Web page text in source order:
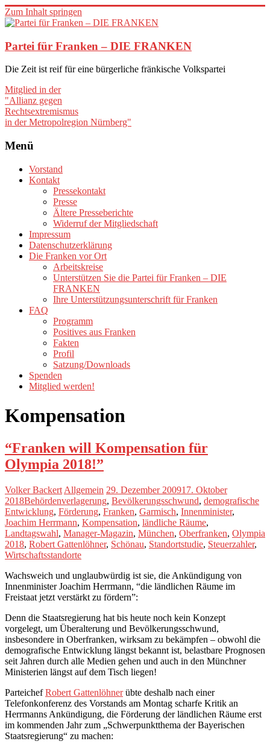
Zum Inhalt springen
Partei für Franken – DIE FRANKEN
Die Zeit ist reif für eine bürgerliche fränkische Volkspartei
Mitglied in der
"Allianz gegen
Rechtsextremismus
in der Metropolregion Nürnberg"
Menü
Vorstand
Kontakt
Pressekontakt
Presse
Ältere Presseberichte
Widerruf der Mitgliedschaft
Impressum
Datenschutzerklärung
Die Franken vor Ort
Arbeitskreise
Unterstützen Sie die Partei für Franken – DIE
FRANKEN
Ihre Unterstützungsunterschrift für Franken
FAQ
Programm
Positives aus Franken
Fakten
Profil
Satzung/Downloads
Spenden
Mitglied werden!
Kompensation
“Franken will Kompensation für
Olympia 2018!”
Volker Backert Allgemein 29. Dezember 200917. Oktober
2018Behördenverlagerung, Bevölkerungsschwund, demografische
Entwicklung, Förderung, Franken, Garmisch, Innenminister,
Joachim Herrmann, Kompensation, ländliche Räume,
Landtagswahl, Manager-Magazin, München, Oberfranken, Olympia
2018, Robert Gattenlöhner, Schönau, Standortstudie, Steuerzahler,
Wirtschaftsstandorte
Wachsweich und unglaubwürdig ist sie, die Ankündigung von
Innenminister Joachim Herrmann, “die ländlichen Räume im
Freistaat jetzt verstärkt zu fördern”:
Denn die Staatsregierung hat bis heute noch kein Konzept
vorgelegt, um Überalterung und Bevölkerungsschwund,
insbesondere in Oberfranken, wirksam zu bekämpfen – obwohl die
demografische Entwicklung längst bekannt ist, belastbare Prognosen
seit Jahren durch alle Medien gehen und auch in den Münchner
Ministerien längst auf dem Tisch liegen!
ParteichefRobert Gattenlöhnerübte deshalb nach einer
Telefonkonferenz des Vorstands am Montag scharfe Kritik an
Herrmanns Ankündigung, die Förderung der ländlichen Räume erst
im kommenden Jahr zum „Schwerpunktthema der Bayerischen
Staatsregierung“ zu machen: